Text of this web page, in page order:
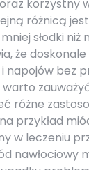
korzystny
różnicą
słodki niż
że
napojów bez
różne
przykład
w leczeniu
nawłociowy